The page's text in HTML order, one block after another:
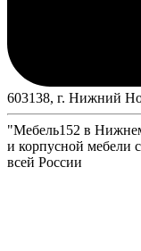
603138, г. Нижний
"Мебель152 в
и корпусной мебели
всей России